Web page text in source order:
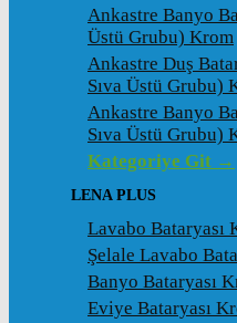
Ankastre Banyo
Üstü Grubu) Krom
Ankastre Duş
Sıva Üstü Grubu)
Ankastre Banyo
Sıva Üstü Grubu)
Kategoriye Git →
LENA PLUS
Lavabo Bataryası
Şelale Lavabo
Banyo Bataryası
Eviye Bataryası